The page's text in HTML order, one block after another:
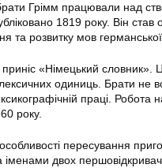
Грімм працювали над
1819 року. Він
та розвитку мов
«Німецький словник».
лексичних одиниць. Брати
праці. Робота
року.
пересування
іменами двох